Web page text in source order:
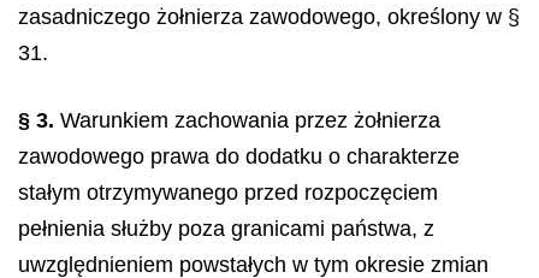
zasadniczego żołnierza zawodowego, określony w §
31.
§ 3. Warunkiem zachowania przez żołnierza
zawodowego prawa do dodatku o charakterze
stałym otrzymywanego przed rozpoczęciem
pełnienia służby poza granicami państwa, z
uwzględnieniem powstałych w tym okresie zmian